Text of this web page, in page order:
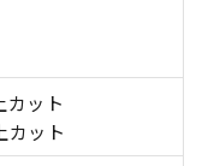
ット
カット